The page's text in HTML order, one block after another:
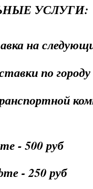
УСЛУГИ:
на
по
- 500 руб
- 250 руб